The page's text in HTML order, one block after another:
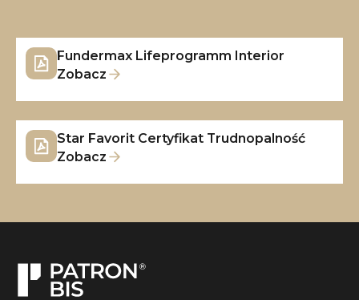
Fundermax Lifeprogramm Interior
Zobacz
Star Favorit Certyfikat Trudnopalność
Zobacz